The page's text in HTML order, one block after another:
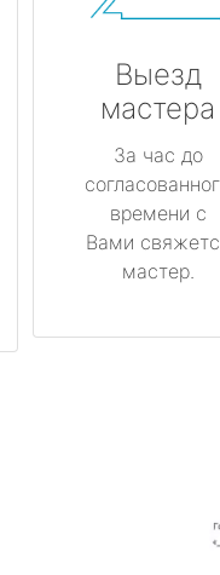
Выезд
мастера
За час до
времени с
Вами
мастер.